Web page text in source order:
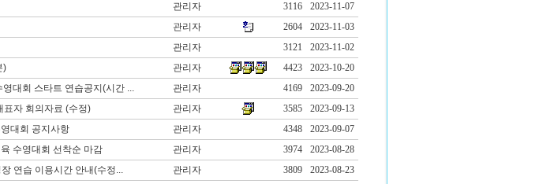
관리자 3116
2023-11-07
관리자 2604
2023-11-03
관리자 3121
2023-11-02
) 관리자 4423
2023-10-20
대회 스타트 연습공지(시간 ... 관리자 4169
2023-09-20
표자 회의자료 (수정) 관리자 3585
2023-09-13
대회 공지사항 관리자 4348
2023-09-07
수영대회 선착순 마감 관리자 3974
2023-08-28
연습 이용시간 안내(수정... 관리자 3809
2023-08-23